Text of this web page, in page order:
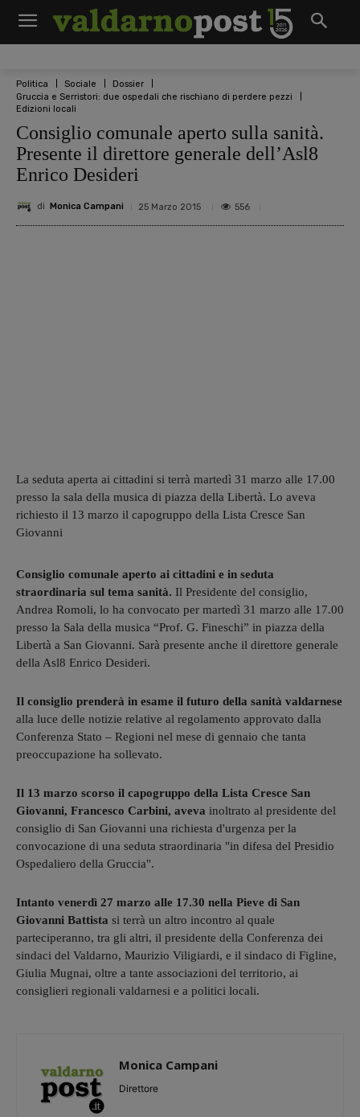
Politica Sociale
Dossier
Gruccia e Serristori: due ospedali che rischiano di perdere pezzi
Edizioni locali
Consiglio comunale aperto sulla sanità.
Presente il direttore generale dell’Asl8
Enrico Desideri
di Monica Campani 25 Marzo 2015 556
La seduta aperta ai cittadini si terrà martedì 31 marzo alle 17.00
presso la sala della musica di piazza della Libertà. Lo aveva
richiesto il 13 marzo il capogruppo della Lista Cresce San
Giovanni
Consiglio comunale aperto ai cittadini e in seduta
straordinaria sul tema sanità. Il Presidente del consiglio,
Andrea Romoli, lo ha convocato per martedì 31 marzo alle 17.00
presso la Sala della musica “Prof. G. Fineschi” in piazza della
Libertà a San Giovanni. Sarà presente anche il direttore generale
della Asl8 Enrico Desideri.
Il consiglio prenderà in esame il futuro della sanità valdarnese
alla luce delle notizie relative al regolamento approvato dalla
Conferenza Stato – Regioni nel mese di gennaio che tanta
preoccupazione ha sollevato.
Il 13 marzo scorso il capogruppo della Lista Cresce San
Giovanni, Francesco Carbini, aveva inoltrato al presidente del
consiglio di San Giovanni una richiesta d'urgenza per la
convocazione di una seduta straordinaria "in difesa del Presidio
Ospedaliero della Gruccia".
Intanto venerdì 27 marzo alle 17.30 nella Pieve di San
Giovanni Battista si terrà un altro incontro al quale
parteciperanno, tra gli altri, il presidente della Conferenza dei
sindaci del Valdarno, Maurizio Viligiardi, e il sindaco di Figline,
Giulia Mugnai, oltre a tante associazioni del territorio, ai
consiglieri regionali valdarnesi e a politici locali.
Monica Campani
Direttore